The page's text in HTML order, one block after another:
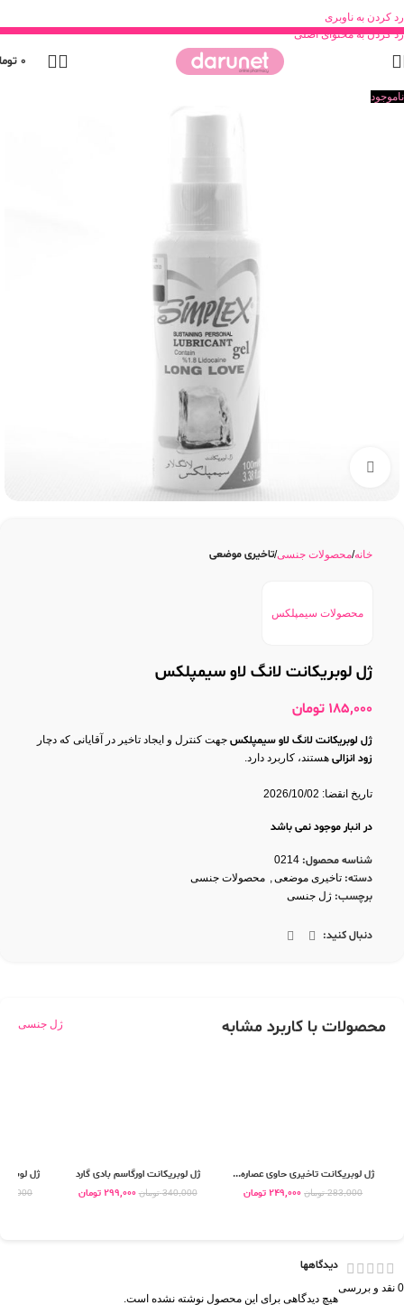
رد کردن به ناوبری
رد کردن به محتوای اصلی
0
ناموجود
خانه محصولات جنسی تاخیری موضعی
محصولات سیمپلکس
ژل لوبریکانت لانگ لاو سیمپلکس
185,000 تومان
ژل لوبریکانت لانگ لاو سیمپلکس جهت کنترل و ایجاد تاخیر در آقایانی که دچار
زود انزالی هستند، کاربرد دارد.
تاریخ انقضا: 2026/10/02
در انبار موجود نمی باشد
شناسه محصول: 0214
دسته: تاخیری موضعی, محصولات جنسی
برچسب: ژل جنسی
دنبال کنید:
محصولات با کاربرد مشابه ژل جنسی
ژل لوبریکانت تاخیری حاوی عصاره...
283,000 تومان 249,000 تومان
ژل لوبریکانت اورگاسم بادی گارد
340,000 تومان 299,000 تومان
ژل
0 نقد و بررسی
دیدگاهها
هیچ دیدگاهی برای این محصول نوشته نشده است.